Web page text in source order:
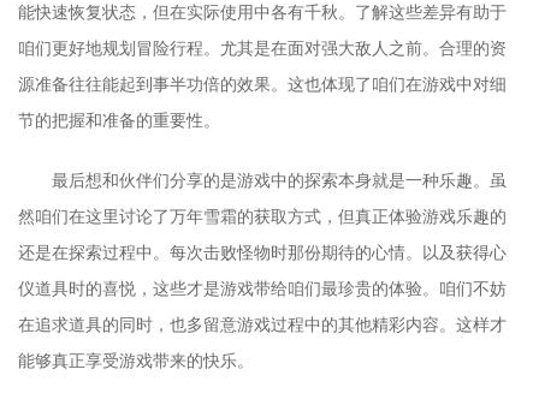
能快速恢复状态，但在实际使用中各有千秋。了解这些差异有助于
咱们更好地规划冒险行程。尤其是在面对强大敌人之前。合理的资
源准备往往能起到事半功倍的效果。这也体现了咱们在游戏中对细
节的把握和准备的重要性。
最后想和伙伴们分享的是游戏中的探索本身就是一种乐趣。虽
然咱们在这里讨论了万年雪霜的获取方式，但真正体验游戏乐趣的
还是在探索过程中。每次击败怪物时那份期待的心情。以及获得心
仪道具时的喜悦，这些才是游戏带给咱们最珍贵的体验。咱们不妨
在追求道具的同时，也多留意游戏过程中的其他精彩内容。这样才
能够真正享受游戏带来的快乐。